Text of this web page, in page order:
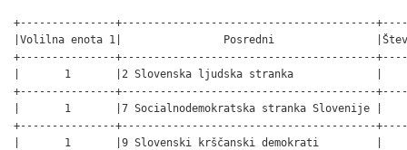
+---------------+----------------------------------------
|Volilna enota 1|                Posredni                |Štev.
+---------------+----------------------------------------
|       1       |2 Slovenska ljudska stranka             |
+---------------+----------------------------------------
|       1       |7 Socialnodemokratska stranka Slovenije
+---------------+----------------------------------------
|       1       |9 Slovenski krščanski demokrati         |